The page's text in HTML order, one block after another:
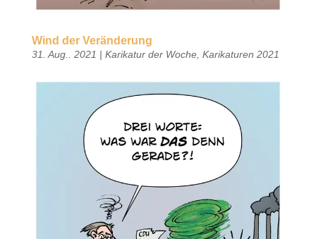
Wind der Veränderung
31. Aug.. 2021 | Karikatur der Woche, Karikaturen 2021